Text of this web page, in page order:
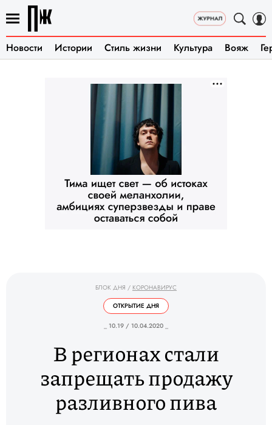
Новости Истории Стиль жизни Культура Вояж
БЛОК ДНЯ / КОРОНАВИРУС
ОТКРЫТИЕ ДНЯ
_ 10.19 / 10.04.2020 _
В регионах стали
запрещать продажу
разливного пива